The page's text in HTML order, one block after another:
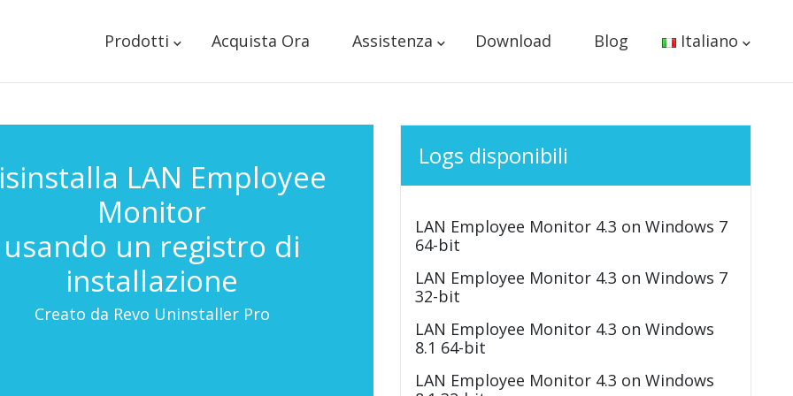
Prodotti Acquista Ora Assistenza Download Blog Italiano
LAN Employee
Monitor
usando un registro di
installazione
Creato da Revo Uninstaller Pro
Logs disponibili
LAN Employee Monitor 4.3 on Windows 7
64-bit
LAN Employee Monitor 4.3 on Windows 7
32-bit
LAN Employee Monitor 4.3 on Windows
8.1 64-bit
LAN Employee Monitor 4.3 on Windows